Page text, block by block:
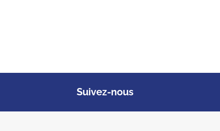
Suivez-nous